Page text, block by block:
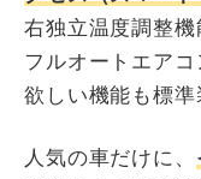
右独立温度調整
フルオートエア
欲しい機能も標準
人気の車だけに、